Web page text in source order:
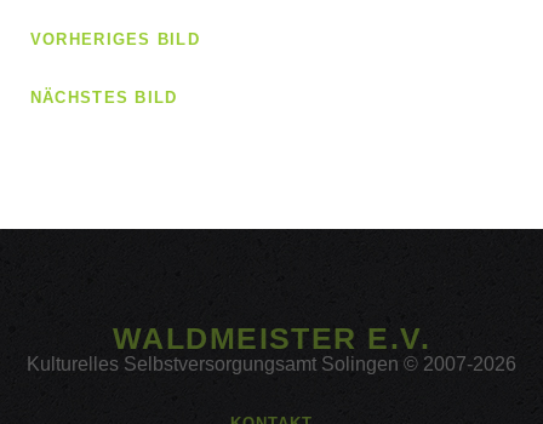
VORHERIGES BILD
NÄCHSTES BILD
WALDMEISTER E.V.
Kulturelles Selbstversorgungsamt Solingen © 2007-2026